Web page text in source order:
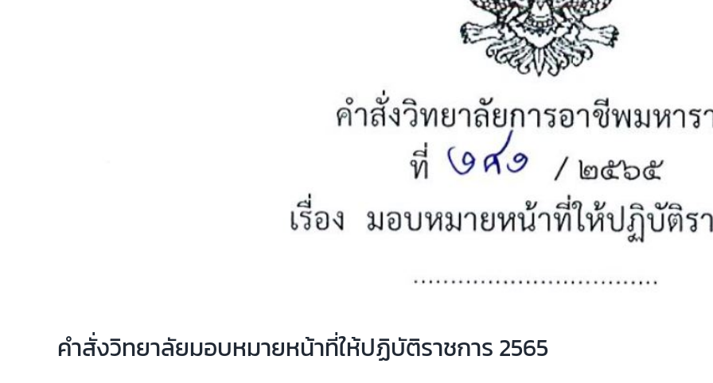
คำสั่งวิทยาลัยมอบหมายหน้าที่ให้ปฏิบัติราชการ 2565